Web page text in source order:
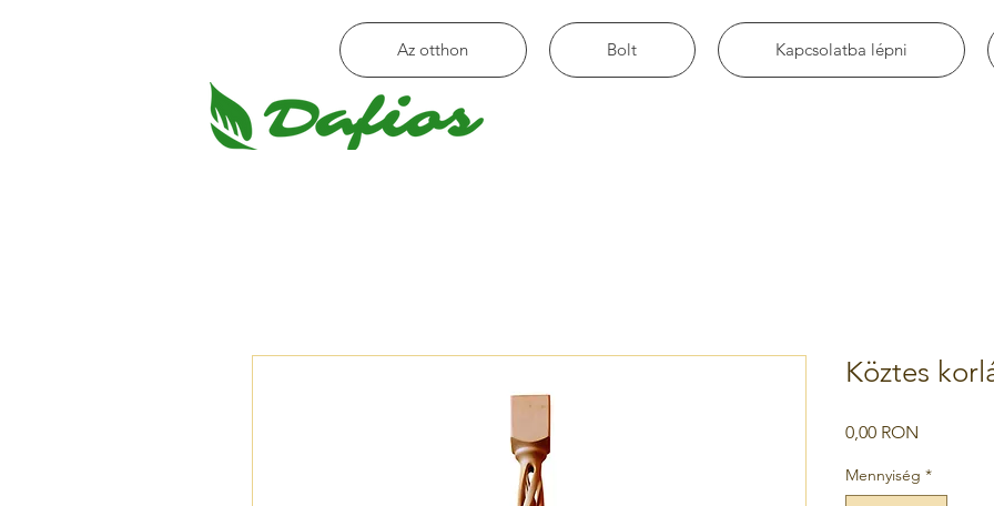
Az otthon Bolt Kapcsolatba lépni
Köztes
0,00 RON
Mennyiség *